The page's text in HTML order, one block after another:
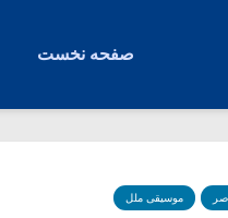
صفحه نخست
موسیقی ملل